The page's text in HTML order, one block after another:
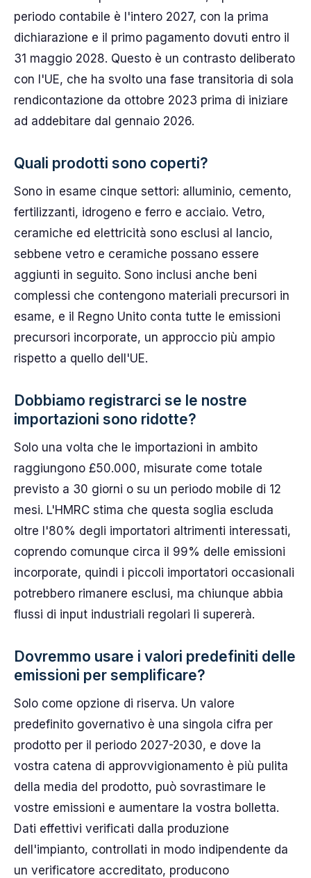
periodo contabile è l'intero 2027, con la prima
dichiarazione e il primo pagamento dovuti entro il
31 maggio 2028. Questo è un contrasto deliberato
con l'UE, che ha svolto una fase transitoria di sola
rendicontazione da ottobre 2023 prima di iniziare
ad addebitare dal gennaio 2026.
Quali prodotti sono coperti?
Sono in esame cinque settori: alluminio, cemento,
fertilizzanti, idrogeno e ferro e acciaio. Vetro,
ceramiche ed elettricità sono esclusi al lancio,
sebbene vetro e ceramiche possano essere
aggiunti in seguito. Sono inclusi anche beni
complessi che contengono materiali precursori in
esame, e il Regno Unito conta tutte le emissioni
precursori incorporate, un approccio più ampio
rispetto a quello dell'UE.
Dobbiamo registrarci se le nostre
importazioni sono ridotte?
Solo una volta che le importazioni in ambito
raggiungono £50.000, misurate come totale
previsto a 30 giorni o su un periodo mobile di 12
mesi. L'HMRC stima che questa soglia escluda
oltre l'80% degli importatori altrimenti interessati,
coprendo comunque circa il 99% delle emissioni
incorporate, quindi i piccoli importatori occasionali
potrebbero rimanere esclusi, ma chiunque abbia
flussi di input industriali regolari li supererà.
Dovremmo usare i valori predefiniti delle
emissioni per semplificare?
Solo come opzione di riserva. Un valore
predefinito governativo è una singola cifra per
prodotto per il periodo 2027-2030, e dove la
vostra catena di approvvigionamento è più pulita
della media del prodotto, può sovrastimare le
vostre emissioni e aumentare la vostra bolletta.
Dati effettivi verificati dalla produzione
dell'impianto, controllati in modo indipendente da
un verificatore accreditato, producono